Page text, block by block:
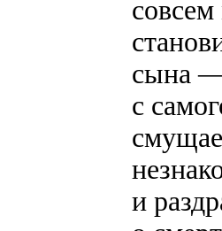
сына —
с
и